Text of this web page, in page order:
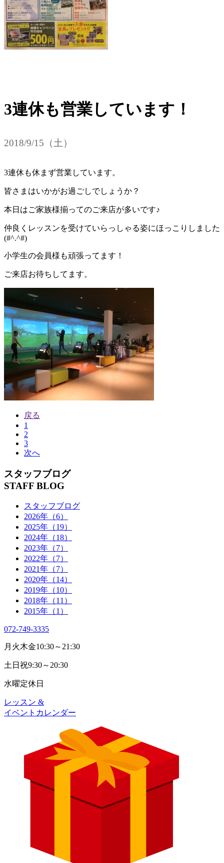
3連休も営業しています！
2018/9/15（土）
3連休も休まず営業しています。
皆さまはいかがお過ごしでしょうか？
本日はご家族様揃ってのご来店が多いです♪
仲良くレッスンを受けていらっしゃる姿にほっこりしました
(#^.^#)
小学生の会員様も頑張ってます！
ご来店お待ちしてます。
戻る
1
2
3
次へ
スタッフブログ
STAFF BLOG
スタッフブログ
2026年（6）
2025年（19）
2024年（18）
2023年（7）
2022年（7）
2021年（7）
2020年（14）
2019年（10）
2018年（11）
2015年（1）
072-749-3335
月火木金10:30～21:30
土日祝9:30～20:30
水曜定休日
レッスン &
イベントカレンダー